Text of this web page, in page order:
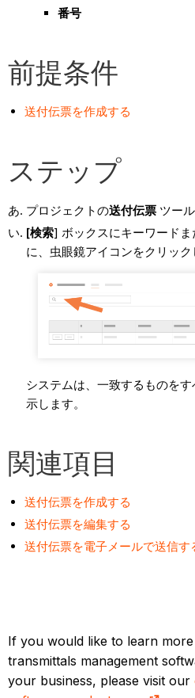
番号
前提条件
送付伝票を作成する
ステップ
プロジェクトの送付伝票ツール
[検索] ボックスにキーワード
に、虫眼鏡アイコンをクリック
システムは、一致するものを
示します。
関連項目
送付伝票を作成する
送付伝票を編集する
送付伝票を電子メールで送信す
If you would like to learn
transmittals management
your business, please visit our